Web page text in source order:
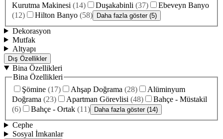
Kurutma Makinesi (14) Duşakabinli (37)
Ebeveyn Banyo
(12) Hilton Banyo (58) Daha fazla göster (5)
Dekorasyon
Mutfak
Altyapı
Dış Özellikler
Bina Özellikleri
Bina Özellikleri
Şömine (17) Ahşap Doğrama (28)
Alüminyum
Doğrama (23) Apartman Görevlisi (48)
Bahçe - Müstakil
(6) Bahçe - Ortak (11) Daha fazla göster (14)
Cephe
Sosyal İmkanlar